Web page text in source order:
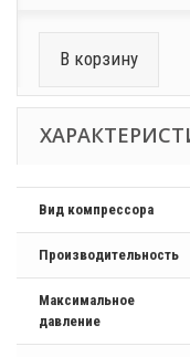
В корзину
Вид компрессора
Производительность
Максимальное
давление